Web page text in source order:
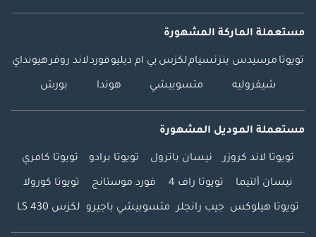
مستعملة الماركة المشهورة
تويوتا مرسيدس بنزنسياملكزس بي ام دبليوفوردلاند روفرهيونداي
شيفروليه متسوبيشي هوندا بورش
مستعملة الموديل المشهورة
تويوتا لاند كروزر نيسان باترول تويوتا برادو تويوتا كامري
نيسان ألتيما تويوتا راف 4 فورد موستانج تويوتا كورولا
تويوتا هيلوكس جيب رانجلر متسوبيشي باجيرو لكزس LS 430